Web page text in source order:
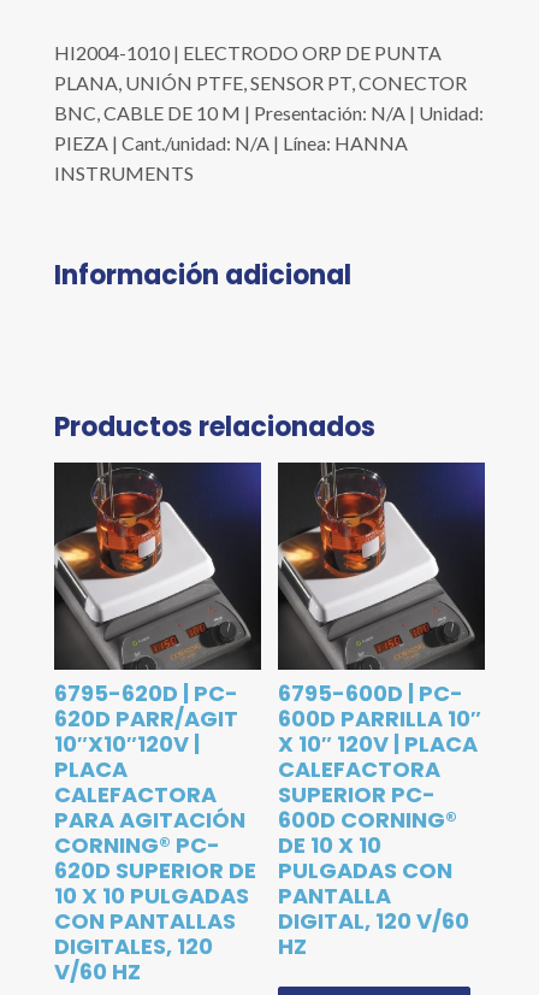
HI2004-1010 | ELECTRODO ORP DE PUNTA
PLANA, UNIÓN PTFE, SENSOR PT, CONECTOR
BNC, CABLE DE 10 M | Presentación: N/A | Unidad:
PIEZA | Cant./unidad: N/A | Línea: HANNA
INSTRUMENTS
Información adicional
Productos relacionados
6795-620D | PC-
620D PARR/AGIT
10″X10″120V |
PLACA
CALEFACTORA
PARA AGITACIÓN
CORNING® PC-
620D SUPERIOR DE
10 X 10 PULGADAS
CON PANTALLAS
DIGITALES, 120
V/60 HZ
6795-600D | PC-
600D PARRILLA 10″
X 10″ 120V | PLACA
CALEFACTORA
SUPERIOR PC-
600D CORNING®
DE 10 X 10
PULGADAS CON
PANTALLA
DIGITAL, 120 V/60
HZ